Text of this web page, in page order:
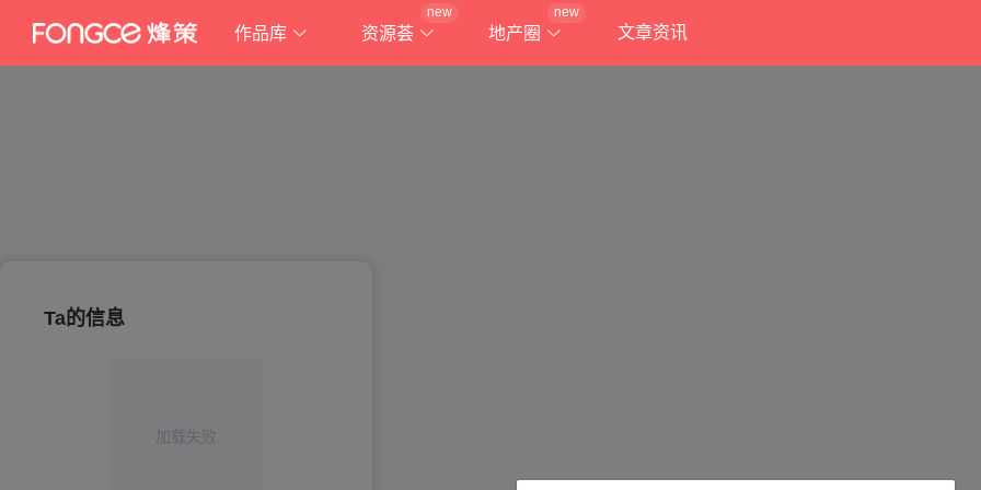
作品库 资源荟
new
地产圈
new
文章资讯
Ta的信息
加载失败